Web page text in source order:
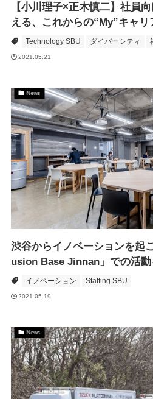
【小川理子×正木慎二】社員
える、これからの“My”キャリ
Technology SBU ダイバーシティ
2021.05.21
News
渋谷からイノベーションを起
usion Base Jinnan」での活動
イノベーション Staffing SBU
2021.05.19
News